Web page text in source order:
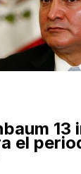
13
el